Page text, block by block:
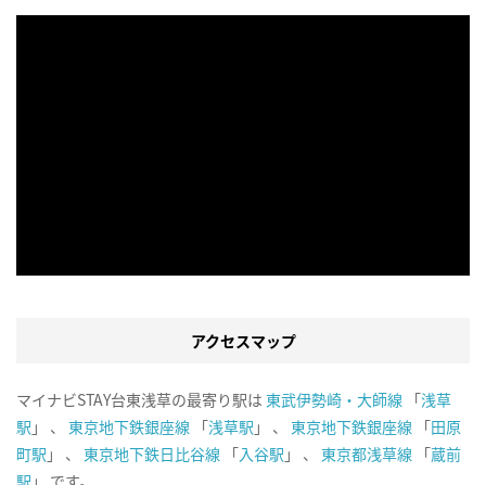
アクセスマップ
マイナビSTAY台東浅草の最寄り駅は 東武伊勢崎・大師線 「浅草
駅 」 、 東京地下鉄銀座線 「浅草駅 」 、 東京地下鉄銀座線 「田原
町駅 」 、 東京地下鉄日比谷線 「入谷駅 」 、 東京都浅草線 「蔵前